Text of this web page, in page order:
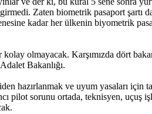
Zaten biometrik pasaport şartı
kadar her ülkenin biyometrik
olmayacak. Karşımızda dört
Bakanlığı.
hazırlanmak ve uyum yasaları için
pilot sorunu ortada, teknisyen, uçuş